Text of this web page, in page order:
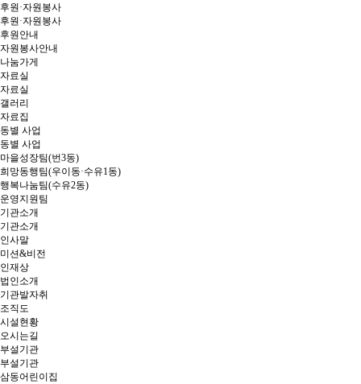
후원·자원봉사
후원·자원봉사
후원안내
자원봉사안내
나눔가게
자료실
자료실
갤러리
자료집
동별 사업
동별 사업
마을성장팀(번3동)
희망동행팀(우이동·수유1동)
행복나눔팀(수유2동)
운영지원팀
기관소개
기관소개
인사말
미션&비전
인재상
법인소개
기관발자취
조직도
시설현황
오시는길
부설기관
부설기관
삼동어린이집